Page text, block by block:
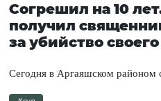
Согрешил на 10
получил
за убийство
Сегодня в Аргаяшском районом